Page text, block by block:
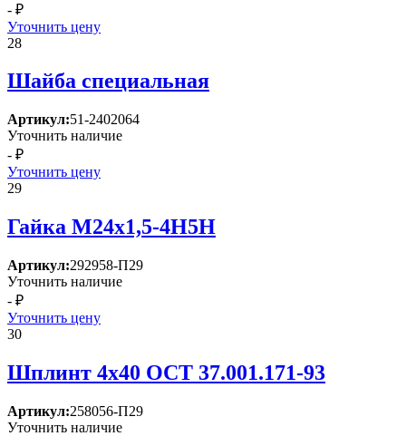
- ₽
Уточнить цену
28
Шайба специальная
Артикул:51-2402064
Уточнить наличие
- ₽
Уточнить цену
29
Гайка М24х1,5-4Н5Н
Артикул:292958-П29
Уточнить наличие
- ₽
Уточнить цену
30
Шплинт 4х40 ОСТ 37.001.171-93
Артикул:258056-П29
Уточнить наличие